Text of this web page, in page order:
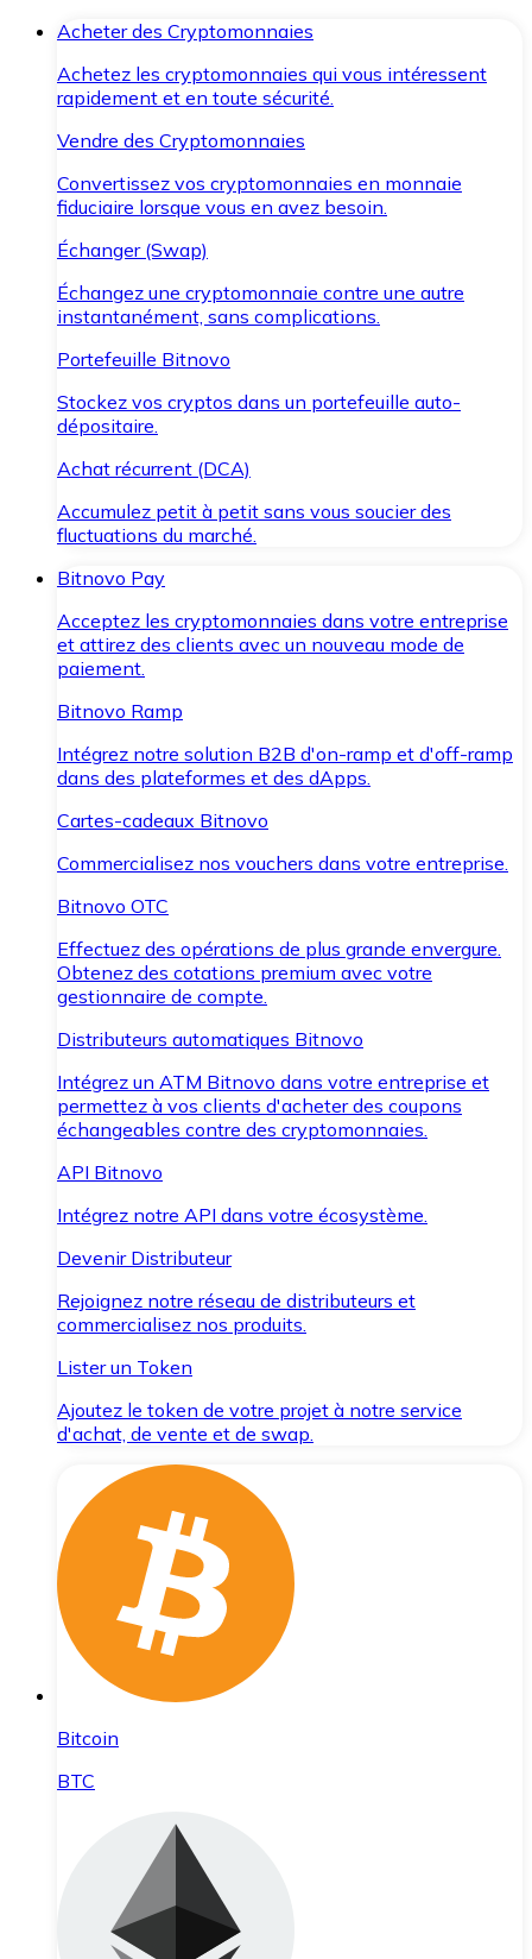
Acheter des Cryptomonnaies
Achetez les cryptomonnaies qui vous intéressent
rapidement et en toute sécurité.
Vendre des Cryptomonnaies
Convertissez vos cryptomonnaies en monnaie
fiduciaire lorsque vous en avez besoin.
Échanger (Swap)
Échangez une cryptomonnaie contre une autre
instantanément, sans complications.
Portefeuille Bitnovo
Stockez vos cryptos dans un portefeuille auto-
dépositaire.
Achat récurrent (DCA)
Accumulez petit à petit sans vous soucier des
fluctuations du marché.
Bitnovo Pay
Acceptez les cryptomonnaies dans votre entreprise
et attirez des clients avec un nouveau mode de
paiement.
Bitnovo Ramp
Intégrez notre solution B2B d'on-ramp et d'off-ramp
dans des plateformes et des dApps.
Cartes-cadeaux Bitnovo
Commercialisez nos vouchers dans votre entreprise.
Bitnovo OTC
Effectuez des opérations de plus grande envergure.
Obtenez des cotations premium avec votre
gestionnaire de compte.
Distributeurs automatiques Bitnovo
Intégrez un ATM Bitnovo dans votre entreprise et
permettez à vos clients d'acheter des coupons
échangeables contre des cryptomonnaies.
API Bitnovo
Intégrez notre API dans votre écosystème.
Devenir Distributeur
Rejoignez notre réseau de distributeurs et
commercialisez nos produits.
Lister un Token
Ajoutez le token de votre projet à notre service
d'achat, de vente et de swap.
Bitcoin
BTC